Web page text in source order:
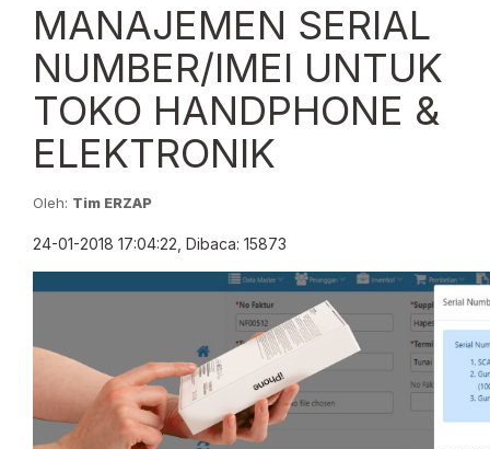
MANAJEMEN SERIAL
NUMBER/IMEI UNTUK
TOKO HANDPHONE &
ELEKTRONIK
Oleh: Tim ERZAP
24-01-2018 17:04:22, Dibaca: 15873